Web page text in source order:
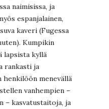
naimisissa, ja
espanjalainen,
kaveri (Fugessa
Kumpikin
lapsista kyllä
rankasti ja
henkilöön menevällä
vanhempien –
– kasvatustaitoja, ja